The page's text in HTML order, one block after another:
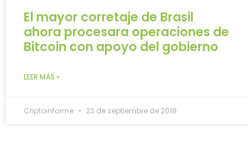
El mayor corretaje de Brasil
ahora procesara operaciones de
Bitcoin con apoyo del gobierno
LEER MÁS »
Criptoinforme 23 de septiembre de 2018